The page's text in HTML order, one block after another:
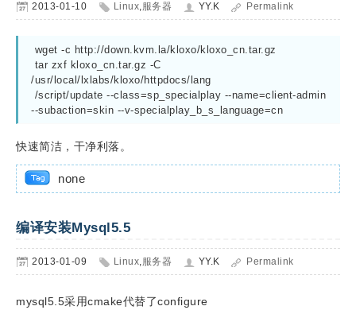
2013-01-10 Linux,服务器 YY.K Permalink
wget -c http://down.kvm.la/kloxo/kloxo_cn.tar.gz
/usr/local/lxlabs/kloxo/httpdocs/lang
--subaction=skin --v-specialplay_b_s_language=cn
快速简洁，干净利落。
none
编译安装Mysql5.5
2013-01-09 Linux,服务器 YY.K Permalink
mysql5.5采用cmake代替了configure